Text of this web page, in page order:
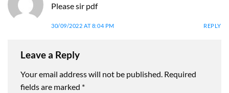
Please sir pdf
30/09/2022 AT 8:04 PM REPLY
Leave a Reply
Your email address will not be published. Required
fields are marked *